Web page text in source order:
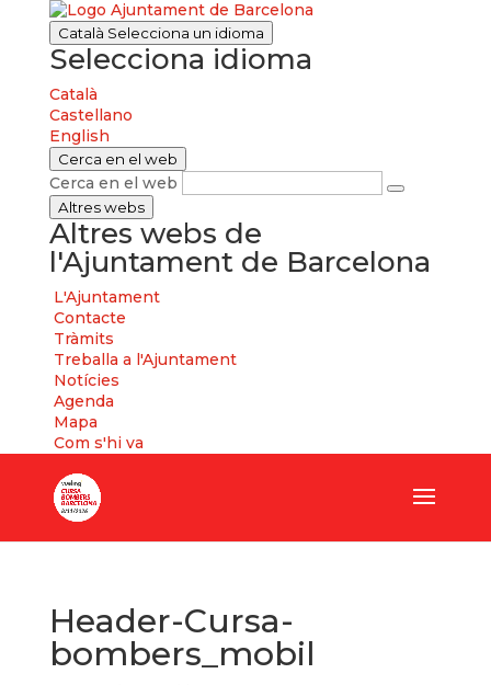
Català Selecciona un idioma
Selecciona idioma
Català
Castellano
English
Cerca en el web
Cerca en el web
Altres webs
Altres webs de
l'Ajuntament de Barcelona
L'Ajuntament
Contacte
Tràmits
Treballa a l'Ajuntament
Notícies
Agenda
Mapa
Com s'hi va
Header-Cursa-
bombers_mobil